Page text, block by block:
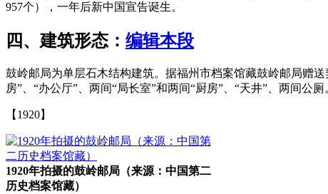
957个），一年后新中国宣告诞生。
四、建筑形态： 编辑本段
鼓岭邮局为单层石木结构建筑。据福州市档案馆藏鼓岭邮局赠
房”、“办公厅”、两间“局长室”和两间“厨房”、“天井”、两间
【1920】
1920年拍摄的鼓岭邮局（来源：中国第二
历史档案馆藏）